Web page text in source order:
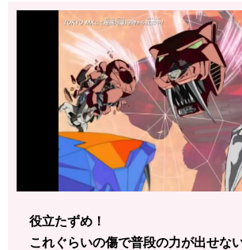
役立たずめ！
これぐらいの傷で普段の力が出せな